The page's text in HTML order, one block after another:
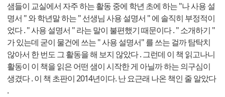
샘들이 교실에서 자주 하는 활동 중에 학년 초에 하는 "나 사용 설
명서 " 와 학년말 하는 " 선생님 사용 설명서 " 에 솔직히 부정적이
었다 . " 사용 설명서 " 라는 말이 불편했기 때문이다 . " 소개하기 "
가 있는데 굳이 물건에 쓰는 " 사용 설명서" 를 쓰는 걸까 탐탁치
않아서 한 번도 그 활동을 해 보지 않았다 . 그런데 이 책 읽고나니
활동이 이 책을 읽은 어떤 샘이 시작한 게 아닐까 하는 의구심이
생겼다 . 이 책 초판이 2014년이다. 난 요근래 나온 책인 줄 알았다
.